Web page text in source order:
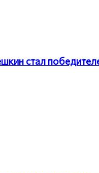
стал